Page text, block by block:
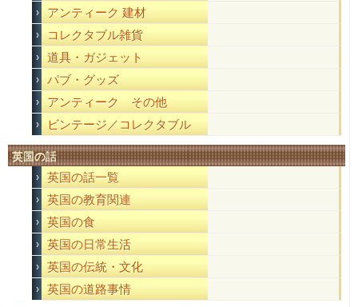
アンティーク 建材
コレクタブル雑貨
道具・ガジェット
パブ・グッズ
アンティーク その他
ビンテージ／コレクタブル
英国の話
英国の話一覧
英国の教育関連
英国の食
英国の日常生活
英国の伝統・文化
英国の道路事情